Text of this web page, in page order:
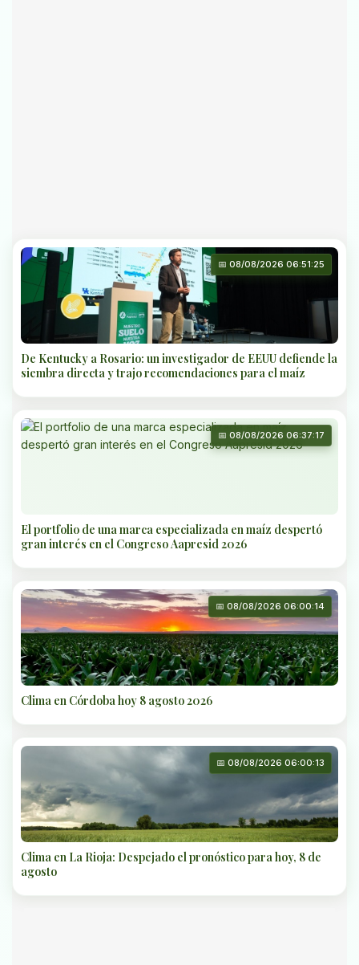
📅 08/08/2026 06:51:25
De Kentucky a Rosario: un investigador de EEUU defiende la
siembra directa y trajo recomendaciones para el maíz
📅 08/08/2026 06:37:17
El portfolio de una marca especializada en maíz despertó
gran interés en el Congreso Aapresid 2026
📅 08/08/2026 06:00:14
Clima en Córdoba hoy 8 agosto 2026
📅 08/08/2026 06:00:13
Clima en La Rioja: Despejado el pronóstico para hoy, 8 de
agosto